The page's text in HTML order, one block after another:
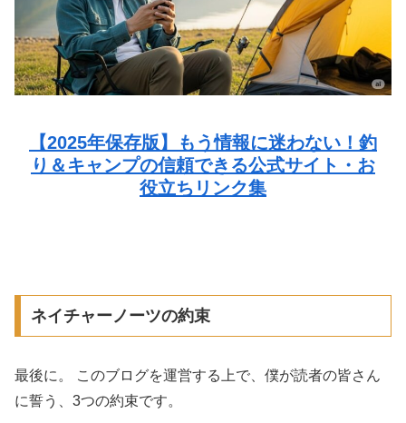
【2025年保存版】もう情報に迷わない！釣
り＆キャンプの信頼できる公式サイト・お
役立ちリンク集
ネイチャーノーツの約束
最後に。 このブログを運営する上で、僕が読者の皆さん
に誓う、3つの約束です。